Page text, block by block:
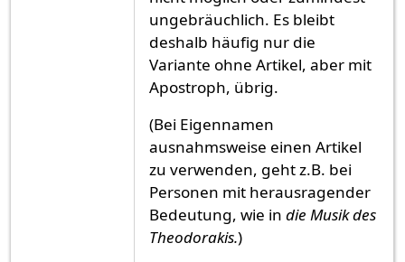
ungebräuchlich. Es bleibt
deshalb häufig nur die
Variante ohne Artikel, aber mit
Apostroph, übrig.
(Bei Eigennamen
ausnahmsweise einen Artikel
zu verwenden, geht z.B. bei
Personen mit herausragender
Bedeutung, wie in die Musik des
Theodorakis.)